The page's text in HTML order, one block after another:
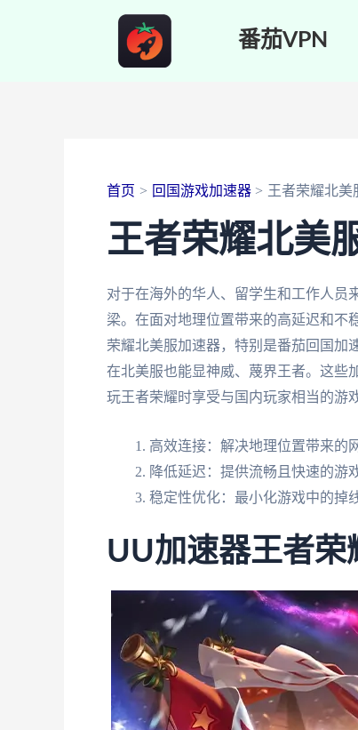
番茄VPN
首页 回国游戏加速器 王者荣耀北美
王者荣耀北美
对于在海外的华人、留学生和工作人员
梁。在面对地理位置带来的高延迟和不
荣耀北美服加速器，特别是番茄回国加
在北美服也能显神威、蔑界王者。这些
玩王者荣耀时享受与国内玩家相当的游
高效连接：解决地理位置带来的
降低延迟：提供流畅且快速的游
稳定性优化：最小化游戏中的掉
UU加速器王者荣